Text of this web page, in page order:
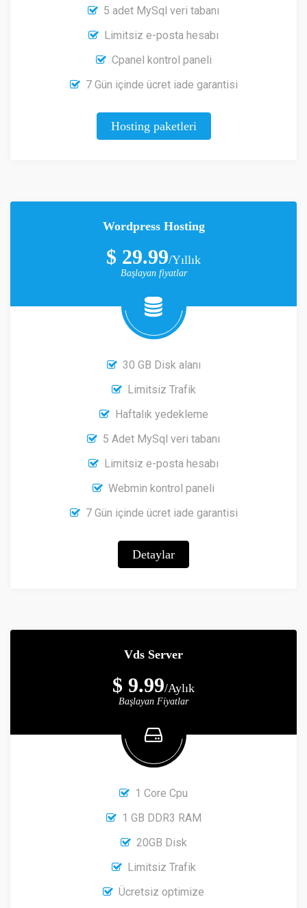
5 adet MySql veri tabanı
Limitsiz e-posta hesabı
Cpanel kontrol paneli
7 Gün içinde ücret iade garantisi
Hosting paketleri
Wordpress Hosting
$ 29.99/Yıllık
Başlayan fiyatlar
30 GB Disk alanı
Limitsiz Trafik
Haftalık yedekleme
5 Adet MySql veri tabanı
Limitsiz e-posta hesabı
Webmin kontrol paneli
7 Gün içinde ücret iade garantisi
Detaylar
Vds Server
$ 9.99/Aylık
Başlayan Fiyatlar
1 Core Cpu
1 GB DDR3 RAM
20GB Disk
Limitsiz Trafik
Ücretsiz optimize